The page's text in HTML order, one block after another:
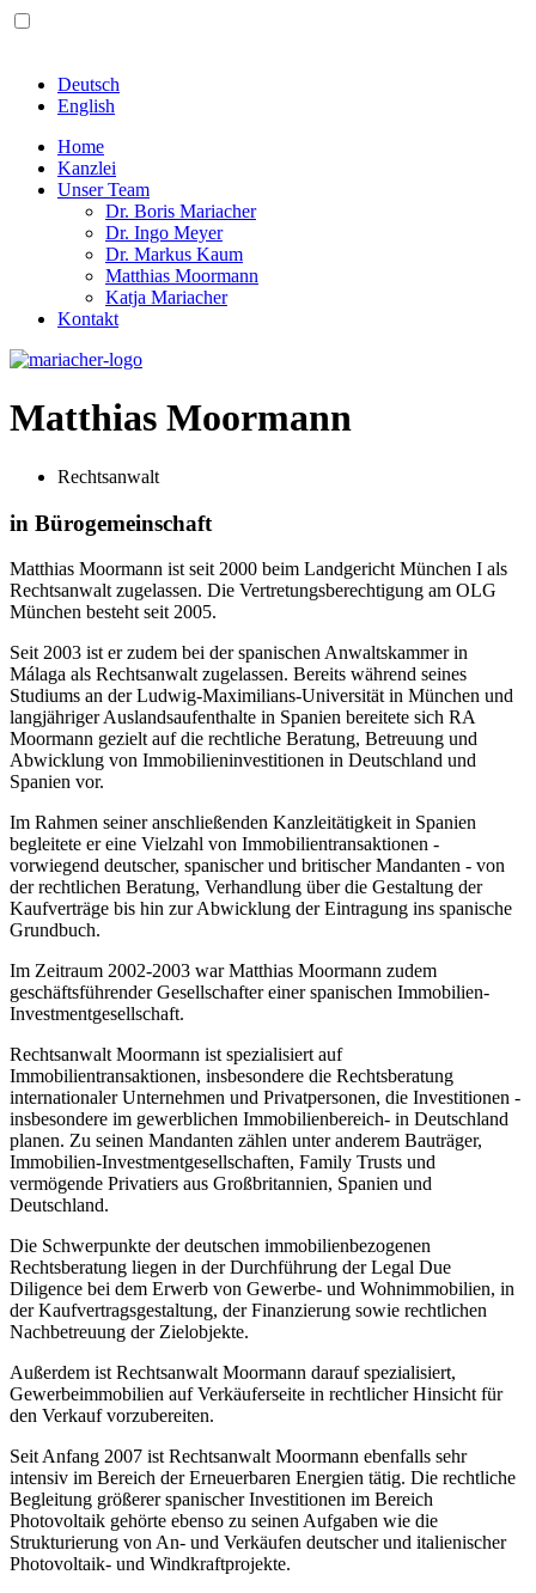
Deutsch
English
Home
Kanzlei
Unser Team
Dr. Boris Mariacher
Dr. Ingo Meyer
Dr. Markus Kaum
Matthias Moormann
Katja Mariacher
Kontakt
Matthias Moormann
Rechtsanwalt
in Bürogemeinschaft
Matthias Moormann ist seit 2000 beim Landgericht München I als
Rechtsanwalt zugelassen. Die Vertretungsberechtigung am OLG
München besteht seit 2005.
Seit 2003 ist er zudem bei der spanischen Anwaltskammer in
Málaga als Rechtsanwalt zugelassen. Bereits während seines
Studiums an der Ludwig-Maximilians-Universität in München und
langjähriger Auslandsaufenthalte in Spanien bereitete sich RA
Moormann gezielt auf die rechtliche Beratung, Betreuung und
Abwicklung von Immobilieninvestitionen in Deutschland und
Spanien vor.
Im Rahmen seiner anschließenden Kanzleitätigkeit in Spanien
begleitete er eine Vielzahl von Immobilientransaktionen -
vorwiegend deutscher, spanischer und britischer Mandanten - von
der rechtlichen Beratung, Verhandlung über die Gestaltung der
Kaufverträge bis hin zur Abwicklung der Eintragung ins spanische
Grundbuch.
Im Zeitraum 2002-2003 war Matthias Moormann zudem
geschäftsführender Gesellschafter einer spanischen Immobilien-
Investmentgesellschaft.
Rechtsanwalt Moormann ist spezialisiert auf
Immobilientransaktionen, insbesondere die Rechtsberatung
internationaler Unternehmen und Privatpersonen, die Investitionen -
insbesondere im gewerblichen Immobilienbereich- in Deutschland
planen. Zu seinen Mandanten zählen unter anderem Bauträger,
Immobilien-Investmentgesellschaften, Family Trusts und
vermögende Privatiers aus Großbritannien, Spanien und
Deutschland.
Die Schwerpunkte der deutschen immobilienbezogenen
Rechtsberatung liegen in der Durchführung der Legal Due
Diligence bei dem Erwerb von Gewerbe- und Wohnimmobilien, in
der Kaufvertragsgestaltung, der Finanzierung sowie rechtlichen
Nachbetreuung der Zielobjekte.
Außerdem ist Rechtsanwalt Moormann darauf spezialisiert,
Gewerbeimmobilien auf Verkäuferseite in rechtlicher Hinsicht für
den Verkauf vorzubereiten.
Seit Anfang 2007 ist Rechtsanwalt Moormann ebenfalls sehr
intensiv im Bereich der Erneuerbaren Energien tätig. Die rechtliche
Begleitung größerer spanischer Investitionen im Bereich
Photovoltaik gehörte ebenso zu seinen Aufgaben wie die
Strukturierung von An- und Verkäufen deutscher und italienischer
Photovoltaik- und Windkraftprojekte.